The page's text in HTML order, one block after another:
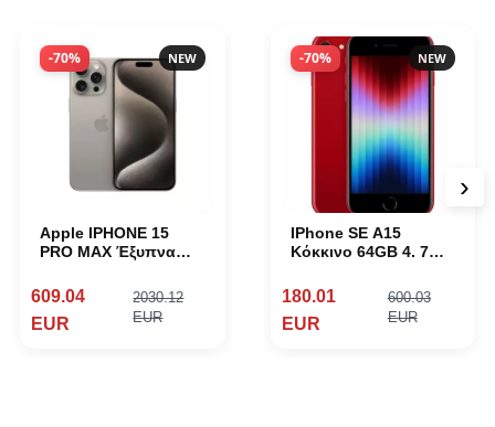
-70% NEW
Apple IPHONE 15
PRO MAX Έξυπνα
609.04
EUR
2030.12
EUR
-70% NEW
IPhone SE A15
Κόκκινο 64GB 4. 7
180.01
EUR
600.03
EUR
›